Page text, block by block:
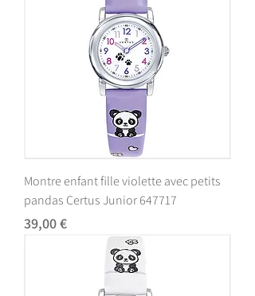
Montre enfant fille violette avec petits
pandas Certus Junior 647717
Prix
39,00 €